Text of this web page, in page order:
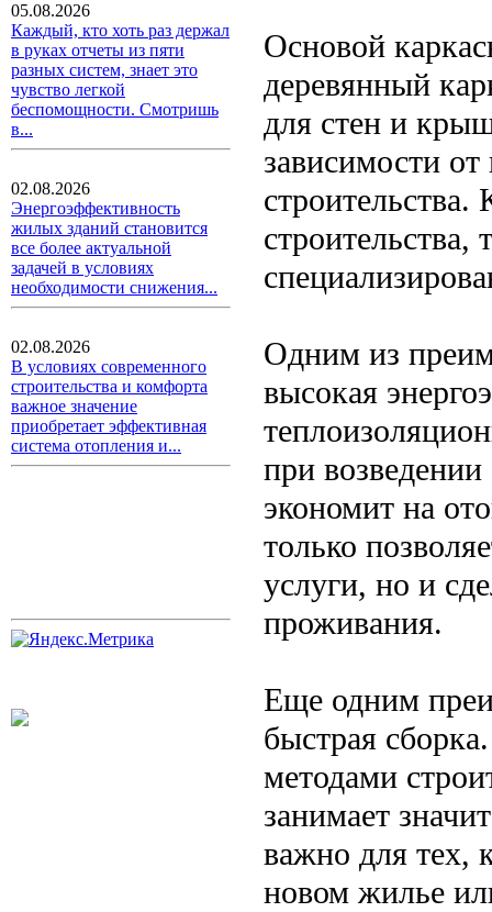
05.08.2026
Каждый, кто хоть раз держал
в руках отчеты из пяти
разных систем, знает это
чувство легкой
беспомощности. Смотришь
в...
02.08.2026
Энергоэффективность
жилых зданий становится
все более актуальной
задачей в условиях
необходимости снижения...
02.08.2026
В условиях современного
строительства и комфорта
важное значение
приобретает эффективная
система отопления и...
Основой
деревянный
для стен и
зависимости от
строительства,
Одним из
высокая
при
экономит на
только
услуги, но и
проживания.
Еще одним
быстрая
методами
занимает
важно для тех,
новом жилье